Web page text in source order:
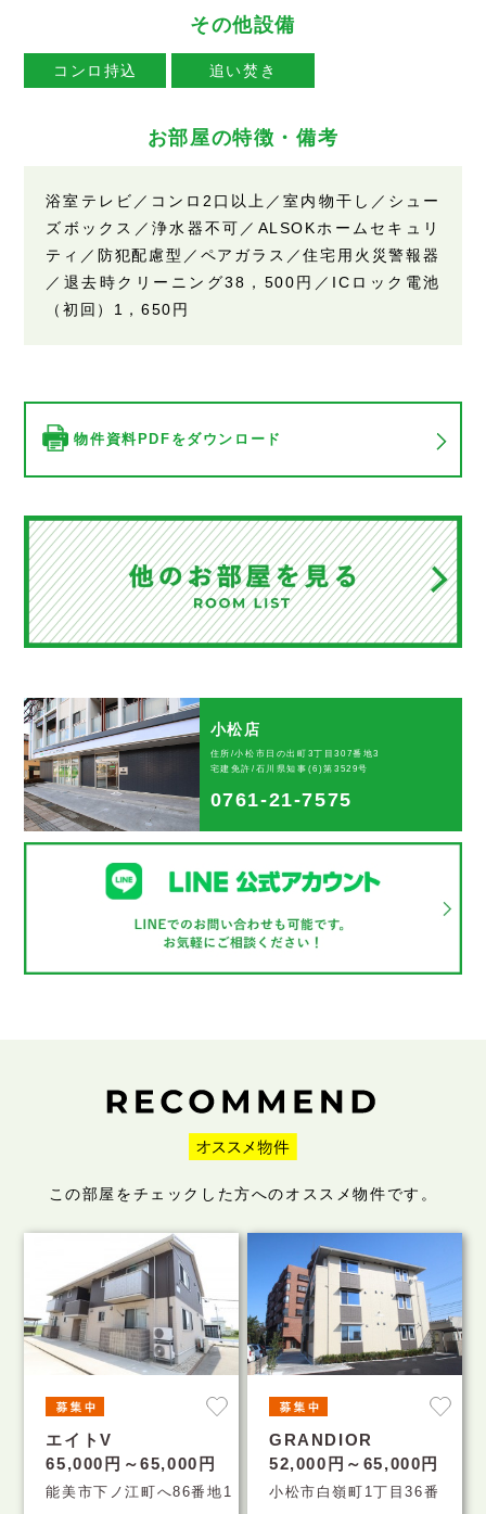
その他設備
コンロ持込 追い焚き
お部屋の特徴・備考
浴室テレビ／コンロ2口以上／室内物干し／シュー
ズボックス／浄水器不可／ALSOKホームセキュリ
ティ／防犯配慮型／ペアガラス／住宅用火災警報器
／退去時クリーニング38，500円／ICロック電池
（初回）1，650円
物件資料PDFをダウンロード
小松店
住所/小松市日の出町3丁目307番地3
宅建免許/石川県知事(6)第3529号
0761-21-7575
この部屋をチェックした方へのオススメ物件です。
エイトV
65,000円～65,000円
能美市下ノ江町へ86番地1
GRANDIOR
52,000円～65,000円
小松市白嶺町1丁目36番